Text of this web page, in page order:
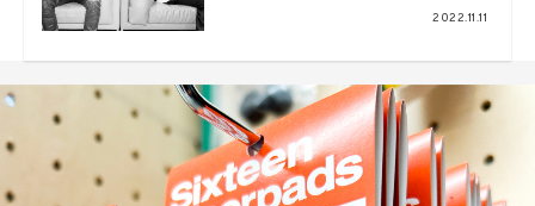
GUCCIMAZE×Miku The Dude2022.11.11